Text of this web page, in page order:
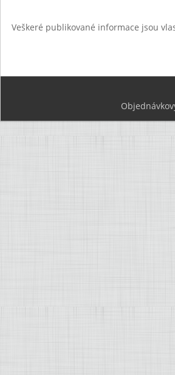
Veškeré publikované informace jsou